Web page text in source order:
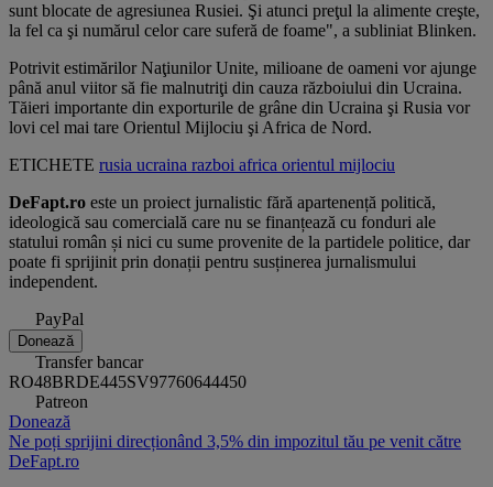
sunt blocate de agresiunea Rusiei. Şi atunci preţul la alimente creşte,
la fel ca şi numărul celor care suferă de foame", a subliniat Blinken.
Potrivit estimărilor Naţiunilor Unite, milioane de oameni vor ajunge
până anul viitor să fie malnutriţi din cauza războiului din Ucraina.
Tăieri importante din exporturile de grâne din Ucraina şi Rusia vor
lovi cel mai tare Orientul Mijlociu şi Africa de Nord.
ETICHETE rusia ucraina razboi africa orientul mijlociu
DeFapt.ro este un proiect jurnalistic fără apartenență politică,
ideologică sau comercială care nu se finanțează cu fonduri ale
statului român și nici cu sume provenite de la partidele politice, dar
poate fi sprijinit prin donații pentru susținerea jurnalismului
independent.
PayPal
Donează
Transfer bancar
RO48BRDE445SV97760644450
Patreon
Donează
Ne poți sprijini direcționând 3,5% din impozitul tău pe venit către
DeFapt.ro